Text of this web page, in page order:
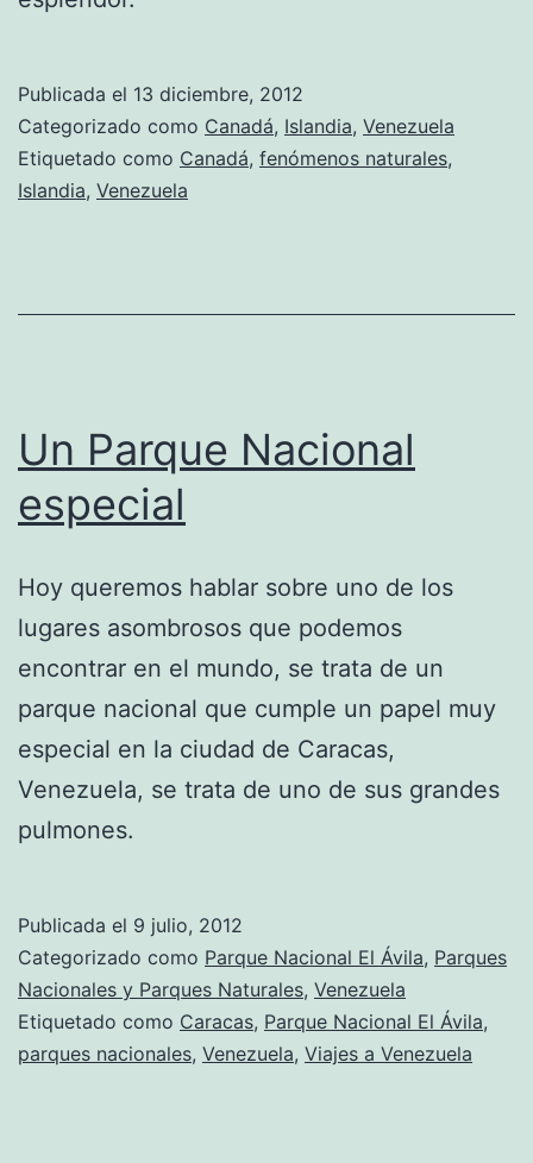
Publicada el 13 diciembre, 2012
Categorizado como Canadá, Islandia, Venezuela
Etiquetado como Canadá, fenómenos naturales,
Islandia, Venezuela
Un Parque Nacional
especial
Hoy queremos hablar sobre uno de los
lugares asombrosos que podemos
encontrar en el mundo, se trata de un
parque nacional que cumple un papel muy
especial en la ciudad de Caracas,
Venezuela, se trata de uno de sus grandes
pulmones.
Publicada el 9 julio, 2012
Categorizado como Parque Nacional El Ávila, Parques
Nacionales y Parques Naturales, Venezuela
Etiquetado como Caracas, Parque Nacional El Ávila,
parques nacionales, Venezuela, Viajes a Venezuela